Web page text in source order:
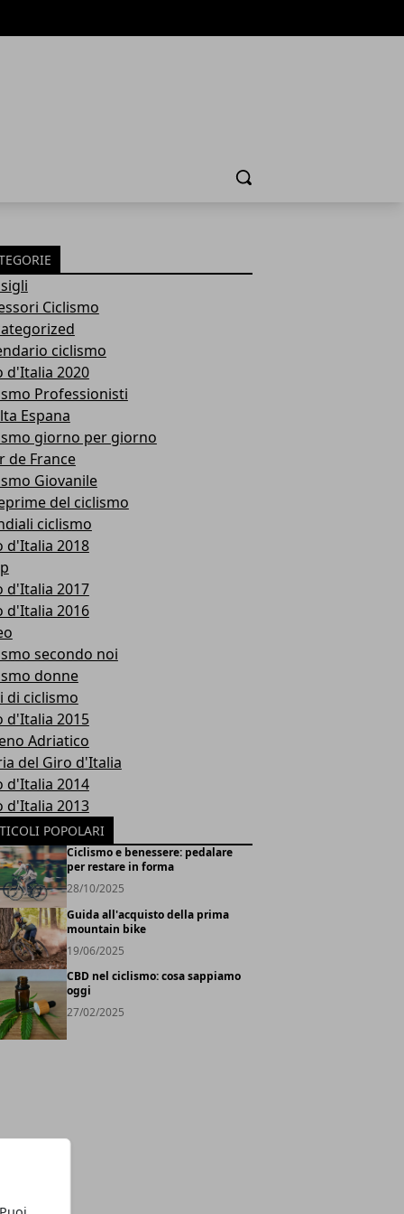
Cerca
Ciclismo
ciclismo
d'Italia 2020
Professionisti
Espana
giorno per giorno
de France
Giovanile
del ciclismo
ciclismo
d'Italia 2018
d'Italia 2017
d'Italia 2016
secondo noi
donne
di ciclismo
d'Italia 2015
Adriatico
del Giro d'Italia
d'Italia 2014
d'Italia 2013
POPOLARI
Ciclismo e benessere: pedalare
per restare in forma
28/10/2025
Guida all'acquisto della prima
mountain bike
19/06/2025
CBD nel ciclismo: cosa sappiamo
oggi
27/02/2025